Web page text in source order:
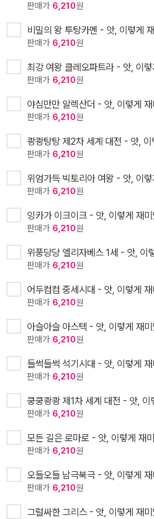
판매가 6,210원
비밀의 왕 투탕카멘 - 앗, 이렇게
판매가 6,210원
최강 여왕 클레오파트라 - 앗, 이
판매가 6,210원
야심만만 알렉산더 - 앗, 이렇게
판매가 6,210원
쾅쾅탕탕 제2차 세계 대전 - 앗,
판매가 6,210원
위엄가득 빅토리아 여왕 - 앗, 이
판매가 6,210원
잉카가 이크이크 - 앗, 이렇게 재
판매가 6,210원
위풍당당 엘리자베스 1세 - 앗, 이
판매가 6,210원
어두컴컴 중세시대 - 앗, 이렇게
판매가 6,210원
아슬아슬 아스텍 - 앗, 이렇게 재
판매가 6,210원
들썩들썩 석기시대 - 앗, 이렇게
판매가 6,210원
쿵쿵쾅쾅 제1차 세계 대전 - 앗, 이
판매가 6,210원
모든 길은 로마로 - 앗, 이렇게 재
판매가 6,210원
오들오들 남극북극 - 앗, 이렇게
판매가 6,210원
그럴싸한 그리스 - 앗, 이렇게 재